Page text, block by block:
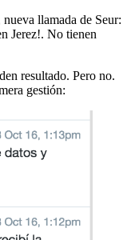
llamada de Seur:
Jerez!. No tienen
resultado. Pero no.
gestión: